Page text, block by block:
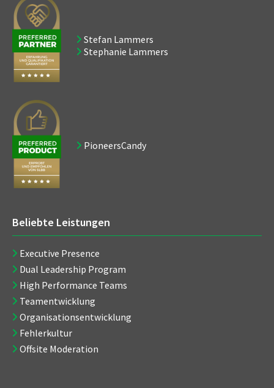
Stefan Lammers
Stephanie Lammers
PioneersCandy
Beliebte Leistungen
Executive Presence
Dual Leadership Program
High Performance Teams
Teamentwicklung
Organisationsentwicklung
Fehlerkultur
Offsite Moderation